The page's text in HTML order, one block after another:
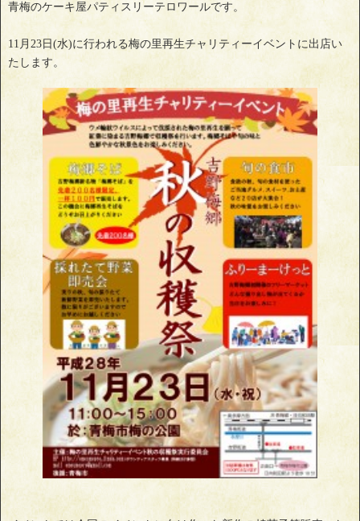
青梅のケーキ屋パティスリーテロワールです。
11月23日(水)に行われる梅の里再生チャリティーイベントに出店い
たします。